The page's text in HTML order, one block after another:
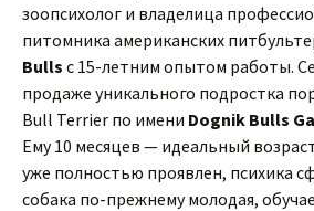
зоопсихолог и владелица
питомника американских
Bulls с 15-летним опытом работы.
продаже уникального подростка
Bull Terrier по имени Dognik Bulls
Ему 10 месяцев — идеальный
уже полностью проявлен, психика
собака по-прежнему молодая,